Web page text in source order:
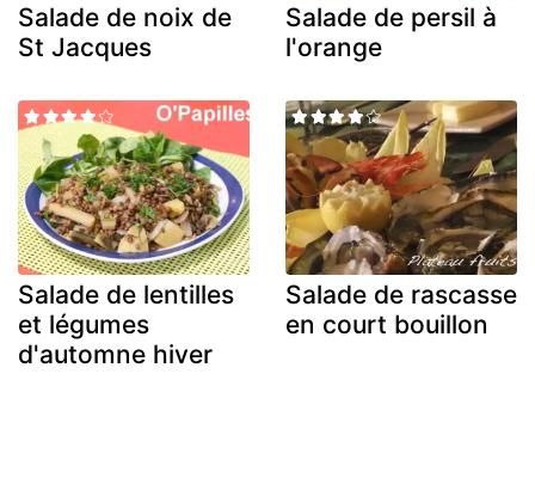
Salade de noix de
St Jacques
Salade de persil à
l'orange
Salade de lentilles
et légumes
d'automne hiver
Salade de rascasse
en court bouillon